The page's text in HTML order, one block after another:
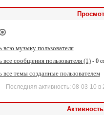
всю музыку пользователя
все сообщения пользователя (1)- 0
все темы созданные пользователем
активность: 08-03-10 в